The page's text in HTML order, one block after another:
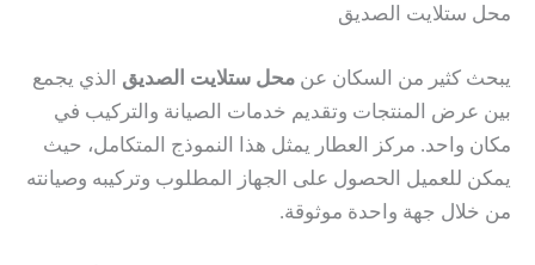
محل ستلايت الصديق
يبحث كثير من السكان عن محل ستلايت الصديق الذي يجمع
بين عرض المنتجات وتقديم خدمات الصيانة والتركيب في
مكان واحد. مركز العطار يمثل هذا النموذج المتكامل، حيث
يمكن للعميل الحصول على الجهاز المطلوب وتركيبه وصيانته
من خلال جهة واحدة موثوقة.